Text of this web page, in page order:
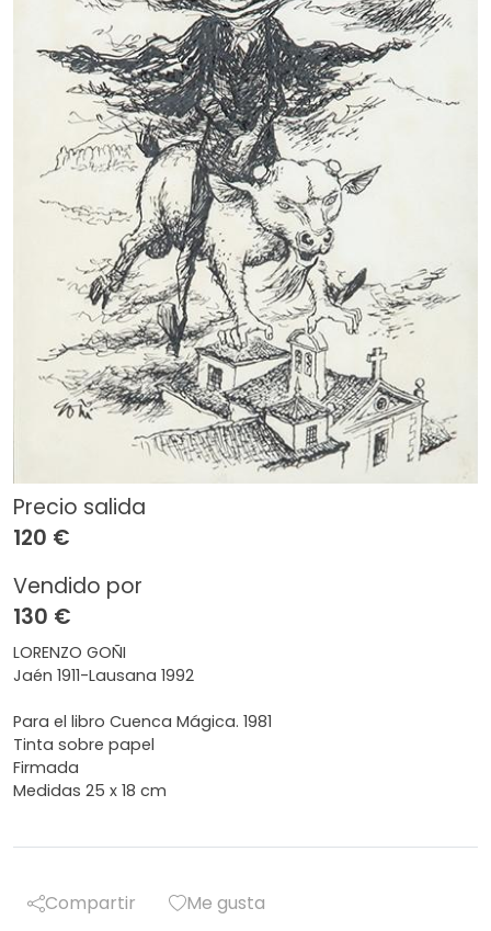
Precio salida
120 €
Vendido por
130 €
LORENZO GOÑI
Jaén 1911-Lausana 1992
Para el libro Cuenca Mágica. 1981
Tinta sobre papel
Firmada
Medidas 25 x 18 cm
Compartir Me gusta